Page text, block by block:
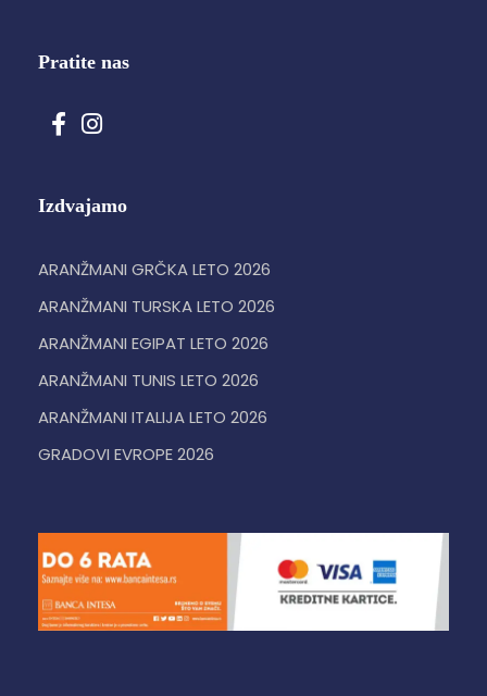
Pratite nas
Izdvajamo
ARANŽMANI GRČKA LETO 2026
ARANŽMANI TURSKA LETO 2026
ARANŽMANI EGIPAT LETO 2026
ARANŽMANI TUNIS LETO 2026
ARANŽMANI ITALIJA LETO 2026
GRADOVI EVROPE 2026